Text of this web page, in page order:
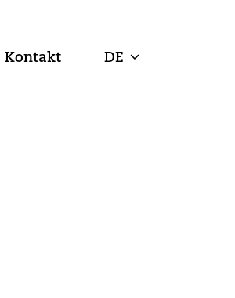
Kontakt DE